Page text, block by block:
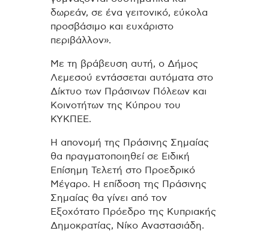
δωρεάν, σε ένα γειτονικό, εύκολα
προσβάσιμο και ευχάριστο
περιβάλλον».
Με τη βράβευση αυτή, ο Δήμος
Λεμεσού εντάσσεται αυτόματα στο
Δίκτυο των Πράσινων Πόλεων και
Κοινοτήτων της Κύπρου του
ΚΥΚΠΕΕ.
Η απονομή της Πράσινης Σημαίας
θα πραγματοποιηθεί σε Ειδική
Επίσημη Τελετή στο Προεδρικό
Μέγαρο. Η επίδοση της Πράσινης
Σημαίας θα γίνει από τον
Εξοχότατο Πρόεδρο της Κυπριακής
Δημοκρατίας, Νίκο Αναστασιάδη.